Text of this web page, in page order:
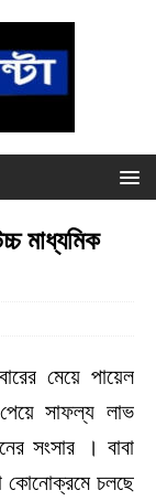
মাধ্যমিক
মেয়ে পায়েল
সাফল্য লাভ
সংসার । বাবা
কোনোক্রমে চলছে